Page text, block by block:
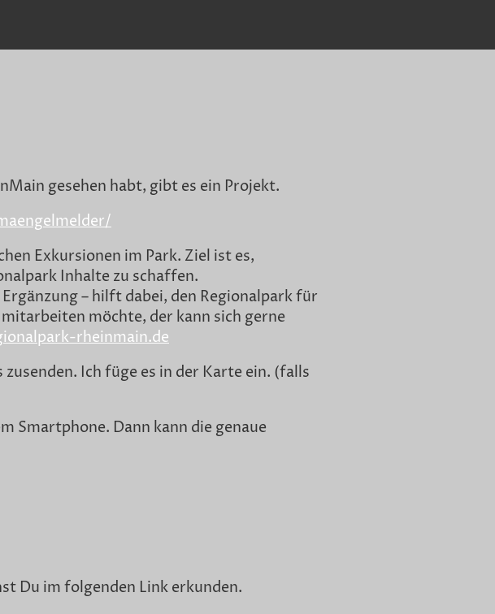
gesehen habt, gibt es ein Projekt.
Exkursionen im Park. Ziel ist es,
Inhalte zu schaffen.
– hilft dabei, den Regionalpark für
möchte, der kann sich gerne
rheinmain.de
Ich füge es in der Karte ein. (falls
Smartphone. Dann kann die genaue
Du im folgenden Link erkunden.